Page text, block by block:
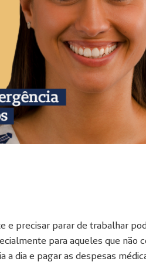
e precisar parar de trabalhar
para aqueles que não
a dia e pagar as despesas